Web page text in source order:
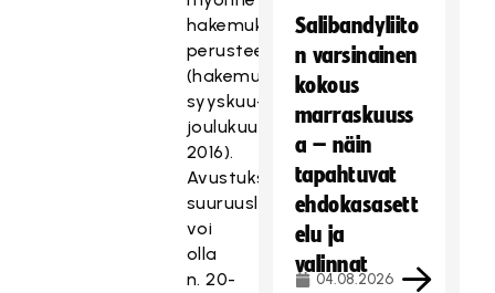
hakemuksen
perusteella
(hakemusaika
syyskuu-
joulukuu
2016).
Avustuksen
suuruusluokka
voi
olla
n. 20-
Salibandyliito
n varsinainen
kokous
marraskuuss
a – näin
tapahtuvat
ehdokasasett
elu ja
valinnat
04.08.2026